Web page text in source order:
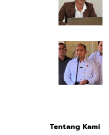
Tentang Kami